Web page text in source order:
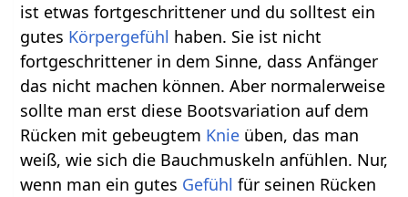
ist etwas fortgeschrittener und du solltest ein
gutes Körpergefühl haben. Sie ist nicht
fortgeschrittener in dem Sinne, dass Anfänger
das nicht machen können. Aber normalerweise
sollte man erst diese Bootsvariation auf dem
Rücken mit gebeugtem Knie üben, das man
weiß, wie sich die Bauchmuskeln anfühlen. Nur,
wenn man ein gutes Gefühl für seinen Rücken